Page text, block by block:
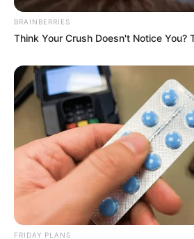
BRAINBERRIES
Think Your Crush Doesn't Notice You?
FRIDAY PLANS